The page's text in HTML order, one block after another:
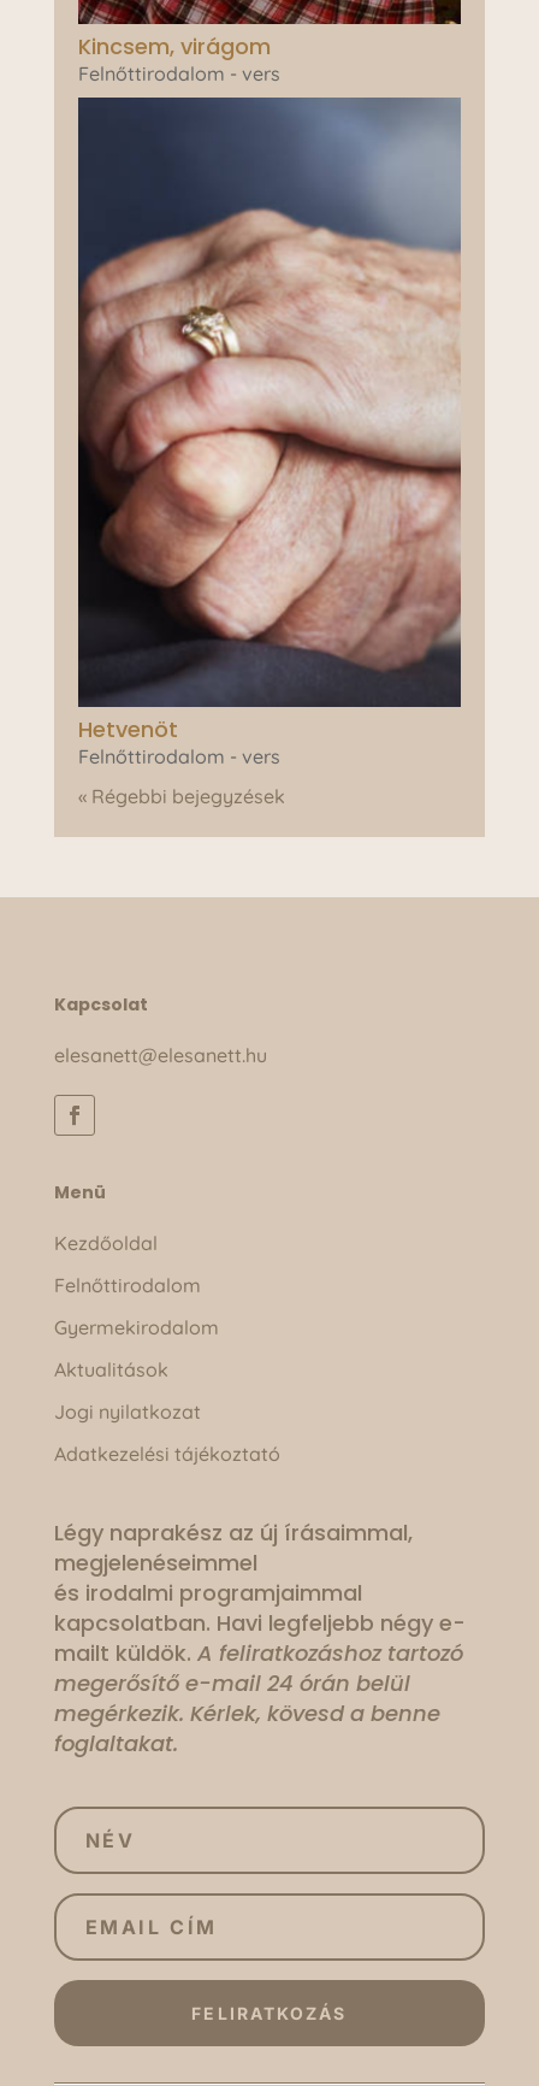
Kincsem, virágom
Felnőttirodalom - vers
Hetvenöt
Felnőttirodalom - vers
« Régebbi bejegyzések
Kapcsolat
elesanett@elesanett.hu
Menü
Kezdőoldal
Felnőttirodalom
Gyermekirodalom
Aktualitások
Jogi nyilatkozat
Adatkezelési tájékoztató
Légy naprakész az új írásaimmal,
megjelenéseimmel
és irodalmi programjaimmal
kapcsolatban. Havi legfeljebb négy e-
mailt küldök. A feliratkozáshoz tartozó
megerősítő e-mail 24 órán belül
megérkezik. Kérlek, kövesd a benne
foglaltakat.
FELIRATKOZÁS